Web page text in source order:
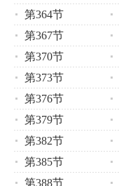
第364节
第367节
第370节
第373节
第376节
第379节
第382节
第385节
第388节